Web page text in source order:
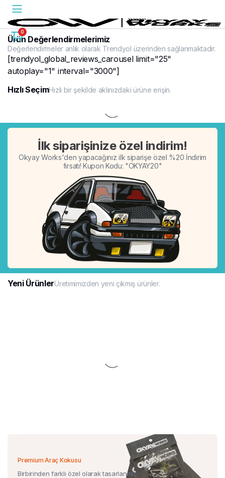
0
Ürün Değerlendirmelerimiz
Değerlendirmeler anlık olarak Trendyol üzerinden sağlanmaktadır.
[trendyol_global_reviews_carousel limit="25"
autoplay="1" interval="3000"]
Hızlı SeçimHızlı bir şekilde aklınızdaki ürüne erişin.
İlk siparişinize özel indirim!
Okyay Works'den yapacağınız ilk siparişe özel %20 İndirim
fırsatı! Kupon Kodu: "OKYAY20"
%20
Yeni ÜrünlerÜretimimizden yeni çıkmış ürünler.
Premium Araç Kokusu
Birbirinden farklı özel olarak tasarlanmış